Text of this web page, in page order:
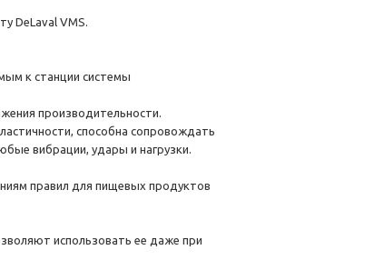
DeLaval VMS.
к станции системы
производительности.
способна сопровождать
вибрации, удары и нагрузки.
правил для пищевых продуктов
использовать ее даже при